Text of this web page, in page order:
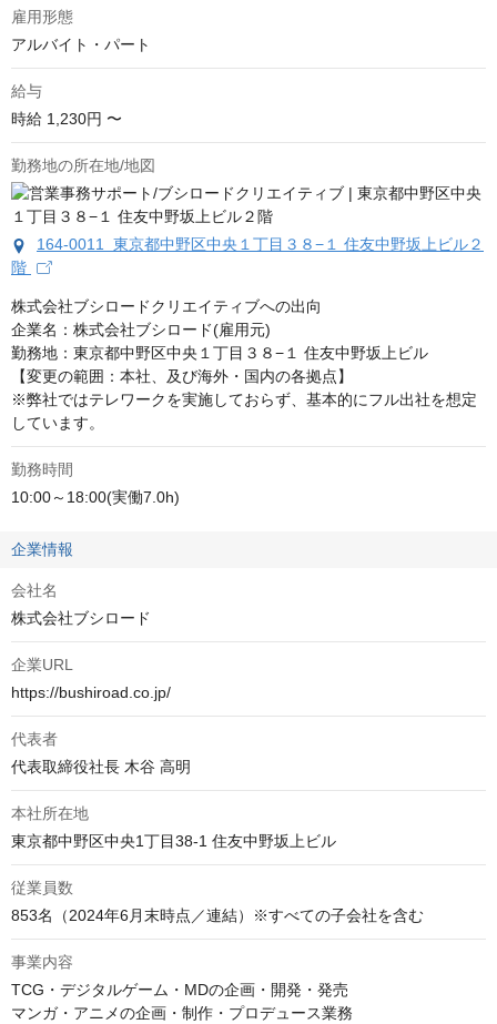
雇用形態
アルバイト・パート
給与
時給 1,230円 〜
勤務地の所在地/地図
164-0011 東京都中野区中央１丁目３８−１ 住友中野坂上ビル２
階
株式会社ブシロードクリエイティブへの出向
企業名：株式会社ブシロード(雇用元)
勤務地：東京都中野区中央１丁目３８−１ 住友中野坂上ビル
【変更の範囲：本社、及び海外・国内の各拠点】
※弊社ではテレワークを実施しておらず、基本的にフル出社を想定
しています。
勤務時間
10:00～18:00(実働7.0h)
企業情報
会社名
株式会社ブシロード
企業URL
https://bushiroad.co.jp/
代表者
代表取締役社長 木谷 高明
本社所在地
東京都中野区中央1丁目38-1 住友中野坂上ビル
従業員数
853名（2024年6月末時点／連結）※すべての子会社を含む
事業内容
TCG・デジタルゲーム・MDの企画・開発・発売
マンガ・アニメの企画・制作・プロデュース業務